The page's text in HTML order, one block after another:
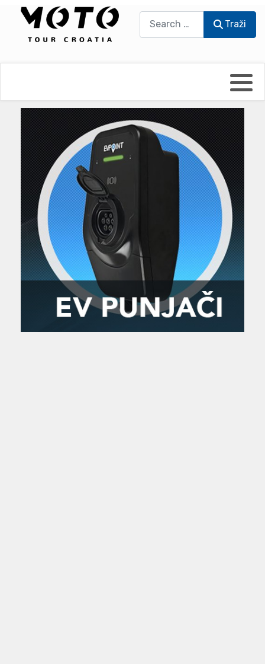
Traži
UmPaDrum
Moto servisi
Impressum
Damir Žerić - ELPASSO
Dario Dinter - Moto TOZ
Igor Kreč - UmPaDrum
Igor Kukec Brmbi
Slaven Gajdek
MTC - Moto Tour Croatia
Moto putopisi
Vikend vožnje
Zanimljivost
Najave i noviteti